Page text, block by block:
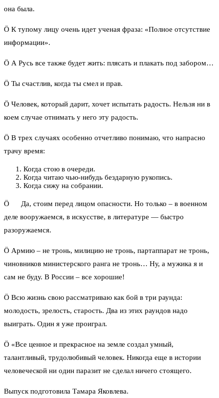
она была.
Ö К тупому лицу очень идет ученая фраза: «Полное отсутствие
информации».
Ö А Русь все также будет жить: плясать и плакать под забором…
Ö Ты счастлив, когда ты смел и прав.
Ö Человек, который дарит, хочет испытать радость. Нельзя ни в
коем случае отнимать у него эту радость.
Ö В трех случаях особенно отчетливо понимаю, что напрасно
трачу время:
Когда стою в очереди.
Когда читаю чью-нибудь бездарную рукопись.
Когда сижу на собрании.
Ö Да, стоим перед лицом опасности. Но только – в военном
деле вооружаемся, в искусстве, в литературе — быстро
разоружаемся.
Ö Армию – не тронь, милицию не тронь, партаппарат не тронь,
чиновников министерского ранга не тронь… Ну, а мужика я и
сам не буду. В России – все хорошие!
Ö Всю жизнь свою рассматриваю как бой в три раунда:
молодость, зрелость, старость. Два из этих раундов надо
выиграть. Один я уже проиграл.
Ö «Все ценное и прекрасное на земле создал умный,
талантливый, трудолюбивый человек. Никогда еще в истории
человеческой ни один паразит не сделал ничего стоящего.
Выпуск подготовила Тамара Яковлева.